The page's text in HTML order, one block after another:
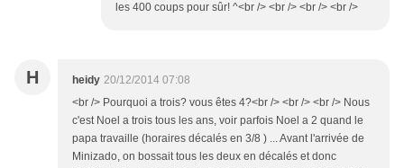
les 400 coups pour sûr! ^<br /> <br /> <br /> <br />
H heidy 20/12/2014 07:08
<br /> Pourquoi a trois? vous êtes 4?<br /> <br /> <br /> Nous
c'est Noel a trois tous les ans, voir parfois Noel a 2 quand le
papa travaille (horaires décalés en 3/8 ) ... Avant l'arrivée de
Minizado, on bossait tous les deux en décalés et donc